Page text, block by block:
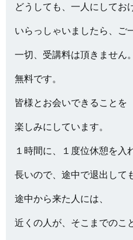
どうしても、一人にしてお
いらっしゃいましたら、ご
一切、受講料は頂きません。
無料です。
皆様とお会いできることを
楽しみにしています。
１時間に、１度位休憩を入
長いので、途中で退出して
途中から来た人には、
近くの人が、そこまでのこ